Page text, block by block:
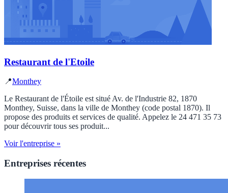
Restaurant de l'Etoile
📍Monthey
Le Restaurant de l'Étoile est situé Av. de l'Industrie 82, 1870
Monthey, Suisse, dans la ville de Monthey (code postal 1870). Il
propose des produits et services de qualité. Appelez le 24 471 35 73
pour découvrir tous ses produit...
Voir l'entreprise »
Entreprises récentes